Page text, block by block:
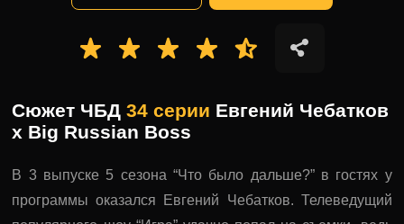
Сюжет ЧБД34 серии Евгений Чебатков
x Big Russian Boss
В 3 выпуске 5 сезона “Что было дальше?” в гостях у
программы оказался Евгений Чебатков. Телеведущий